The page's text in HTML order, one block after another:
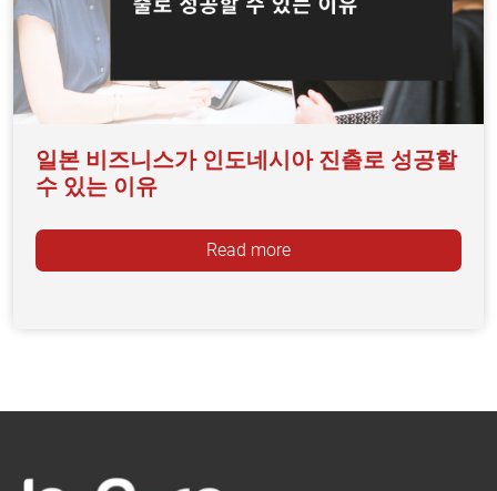
일본 비즈니스가 인도네시아 진출로 성공할
수 있는 이유
Read more